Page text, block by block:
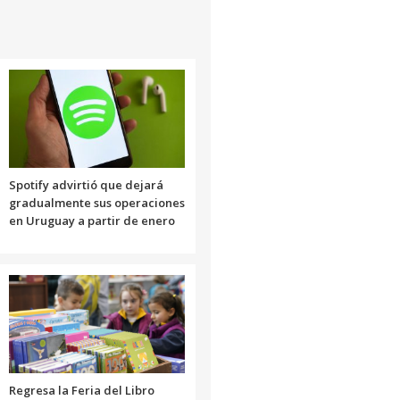
Spotify advirtió que dejará
gradualmente sus operaciones
en Uruguay a partir de enero
Regresa la Feria del Libro